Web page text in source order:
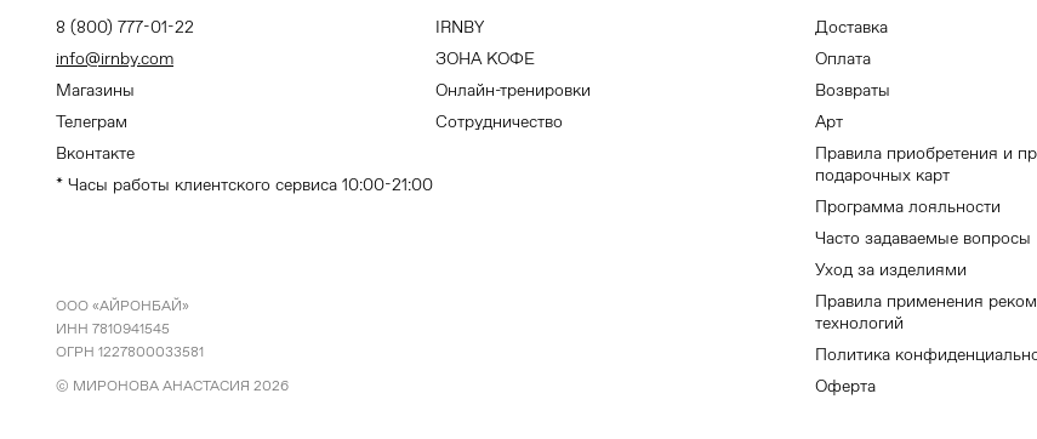
8 (800) 777-01-22
info@irnby.com
Магазины
Телеграм
Вконтакте
* Часы работы клиентского сервиса 10:00-21:00
IRNBY
ЗОНА КОФЕ
Онлайн-тренировки
Сотрудничество
Доставка
Оплата
Возвраты
Арт
Правила приобретения и
подарочных карт
Программа лояльности
Часто задаваемые вопросы
Уход за изделиями
Правила применения
технологий
Политика
Оферта
ООО «АЙРОНБАЙ»
ИНН 7810941545
ОГРН 1227800033581
© МИРОНОВА АНАСТАСИЯ 2026